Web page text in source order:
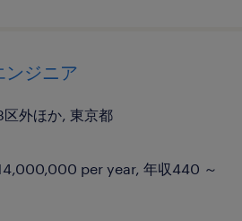
ンジニア
外ほか, 東京都
per year, 年収440 ～